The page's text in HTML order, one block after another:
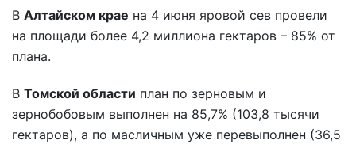
В Алтайском крае на 4 июня яровой сев провели
на площади более 4,2 миллиона гектаров – 85% от
плана.
В Томской области план по зерновым и
зернобобовым выполнен на 85,7% (103,8 тысячи
гектаров), а по масличным уже перевыполнен (36,5